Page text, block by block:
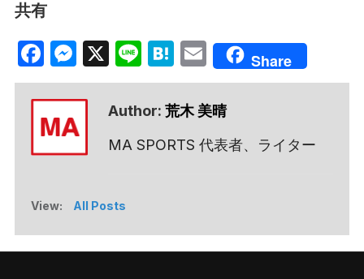
共有
Facebook
Messenger
X LineHatena
EmailShare
Author: 荒木 美晴
MA SPORTS 代表者、ライター
View: All Posts